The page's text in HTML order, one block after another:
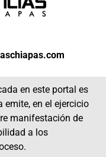
en este portal es
en el ejercicio
manifestación de
a los